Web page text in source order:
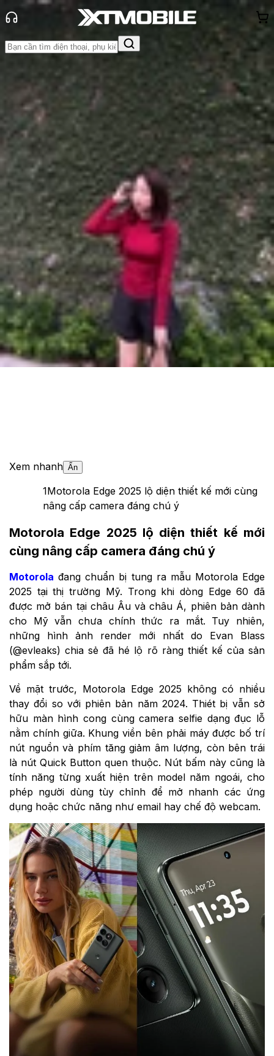
Tin tức
Tin Mới
Tin Mới
Đánh Giá - Trên Tay So Sánh Tư vấn
Khuyến
mãiThủ thuật Hỏi đáp App - Game Thông báo
Khách
hàng - Sự kiện
Ảnh render của Motorola Edge
2025 tiết lộ thiết kế mới và nâng
cấp camera
Anh Thư
Ngày đăng: 26/05/2025
Cập nhật:
26/05/2025
Theo dõi XTMobile trên
Xem nhanh Ẩn
1Motorola Edge 2025 lộ diện thiết kế mới cùng
nâng cấp camera đáng chú ý
Motorola Edge 2025 lộ diện thiết kế mới
cùng nâng cấp camera đáng chú ý
Motorola đang chuẩn bị tung ra mẫu Motorola Edge
2025 tại thị trường Mỹ. Trong khi dòng Edge 60 đã
được mở bán tại châu Âu và châu Á, phiên bản dành
cho Mỹ vẫn chưa chính thức ra mắt. Tuy nhiên,
những hình ảnh render mới nhất do Evan Blass
(@evleaks) chia sẻ đã hé lộ rõ ràng thiết kế của sản
phẩm sắp tới.
Về mặt trước, Motorola Edge 2025 không có nhiều
thay đổi so với phiên bản năm 2024. Thiét bị vẫn sở
hữu màn hình cong cùng camera selfie dạng đục lỗ
nằm chính giữa. Khung viền bên phải máy được bố trí
nút nguồn và phím tăng giảm âm lượng, còn bên trái
là nút Quick Button quen thuộc. Nút bấm này cũng là
tính năng từng xuất hiện trên model năm ngoái, cho
phép người dùng tùy chỉnh để mở nhanh các ứng
dụng hoặc chức năng như email hay chế độ webcam.